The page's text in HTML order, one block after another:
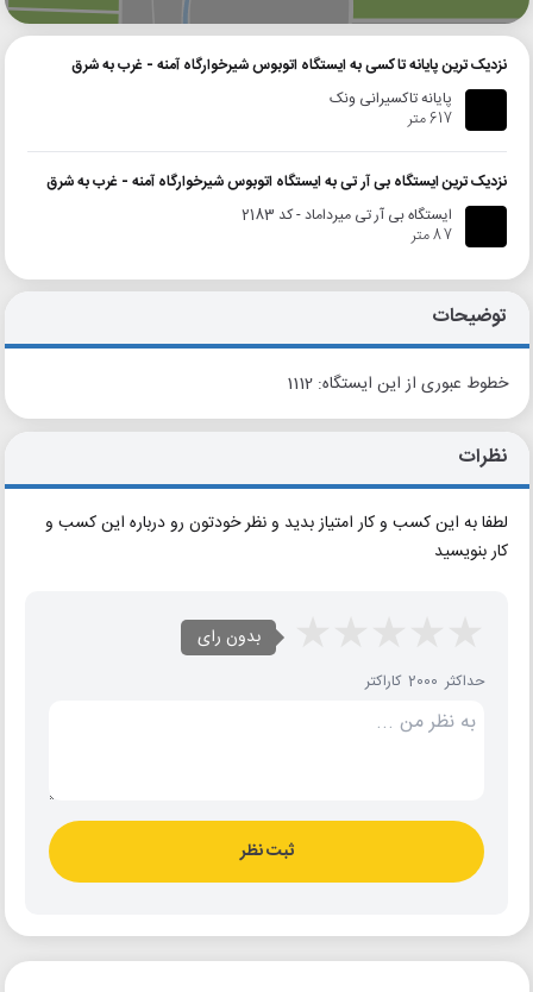
نزدیک ترین پایانه تاکسی به ایستگاه اتوبوس شیرخوارگاه آمنه - غرب به شرق
پایانه تاکسیرانی ونک
617 متر
نزدیک ترین ایستگاه بی آر تی به ایستگاه اتوبوس شیرخوارگاه آمنه - غرب به شرق
ایستگاه بی آر تی میرداماد - کد 2183
87 متر
توضیحات
خطوط عبوری از این ایستگاه: 1112
نظرات
لطفا به این کسب و کار امتیاز بدید و نظر خودتون رو درباره این کسب و
کار بنویسید
بدون رای
حداکثر 2000 کاراکتر
ثبت نظر